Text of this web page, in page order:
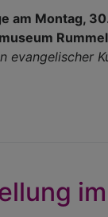
am Montag,
evangelischer